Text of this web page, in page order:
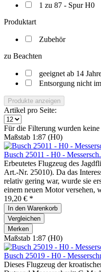
1 zu 87 - Spur H0
Produktart
Zubehör
zu Beachten
geeignet ab 14
Entsorgung nicht
Produkte anzeigen
Artikel pro Seite:
Für die Filterung wurden keine
Maßstab 1:87 (H0)
Busch 25011 - H0 -
Erbeutetes Flugzeug des
Art.-Nr. 25010). Da das
relativ gering war, wurde sie
einem neuen Motor versehen,
19,20 € *
In den Warenkorb
Vergleichen
Merken
Maßstab 1:87 (H0)
Busch 25019 - H0 -
Dieses Flugzeug der